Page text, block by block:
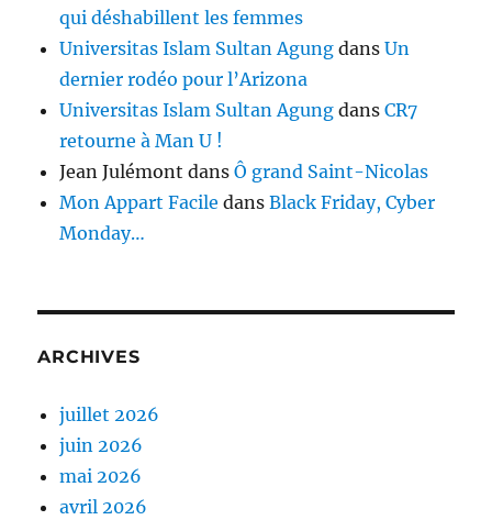
qui déshabillent les femmes
Universitas Islam Sultan Agung dansUn
dernier rodéo pour l’Arizona
Universitas Islam Sultan Agung dansCR7
retourne à Man U !
Jean Julémont dansÔ grand Saint-Nicolas
Mon Appart Facile dansBlack Friday, Cyber
Monday…
ARCHIVES
juillet 2026
juin 2026
mai 2026
avril 2026